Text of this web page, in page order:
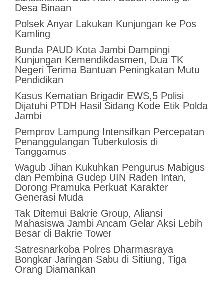
Desa Binaan
Polsek Anyar Lakukan Kunjungan ke Pos
Kamling
Bunda PAUD Kota Jambi Dampingi
Kunjungan Kemendikdasmen, Dua TK
Negeri Terima Bantuan Peningkatan Mutu
Pendidikan
Kasus Kematian Brigadir EWS,5 Polisi
Dijatuhi PTDH Hasil Sidang Kode Etik Polda
Jambi
Pemprov Lampung Intensifkan Percepatan
Penanggulangan Tuberkulosis di
Tanggamus
Wagub Jihan Kukuhkan Pengurus Mabigus
dan Pembina Gudep UIN Raden Intan,
Dorong Pramuka Perkuat Karakter
Generasi Muda
Tak Ditemui Bakrie Group, Aliansi
Mahasiswa Jambi Ancam Gelar Aksi Lebih
Besar di Bakrie Tower
Satresnarkoba Polres Dharmasraya
Bongkar Jaringan Sabu di Sitiung, Tiga
Orang Diamankan